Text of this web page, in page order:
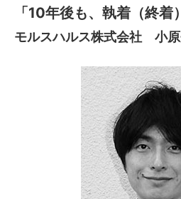
「10年後も、執着（終着
モルスハルス株式会社 小原